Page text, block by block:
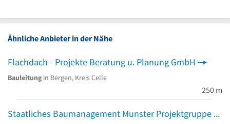
Ähnliche Anbieter in der Nähe
Flachdach - Projekte Beratung u. Planung GmbH
Bauleitung in Bergen, Kreis Celle
250 m
Staatliches Baumanagement Munster Projektgruppe Lohheide